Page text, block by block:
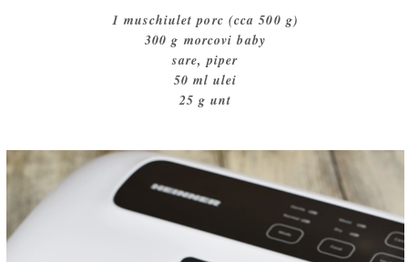
1 muschiulet porc (cca 500 g)
300 g morcovi baby
sare, piper
50 ml ulei
25 g unt